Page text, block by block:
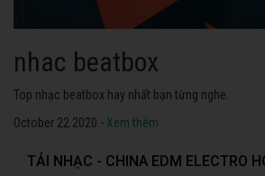
nhac dance
Những bài nhạc dance tuyển chọn 2020 hay nhất.
October 22 2020 - Xem thêm
TẢI NHẠC - CHINA EDM ELECTRO